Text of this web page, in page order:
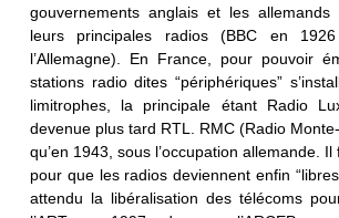
gouvernements anglais et les allemands
leurs principales radios (BBC en
l’Allemagne). En France, pour pouvoir
stations radio dites “périphériques”
limitrophes, la principale étant Radio
devenue plus tard RTL. RMC (Radio
qu’en 1943, sous l’occupation allemande.
pour que les radios deviennent enfin
attendu la libéralisation des télécoms